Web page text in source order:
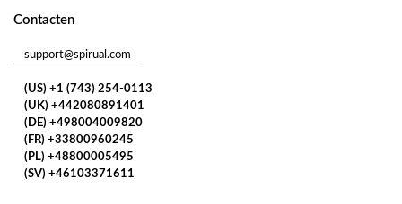
Contacten
support@spirual.com
(US) +1 (743) 254-0113
(UK) +442080891401
(DE) +498004009820
(FR) +33800960245
(PL) +48800005495
(SV) +46103371611